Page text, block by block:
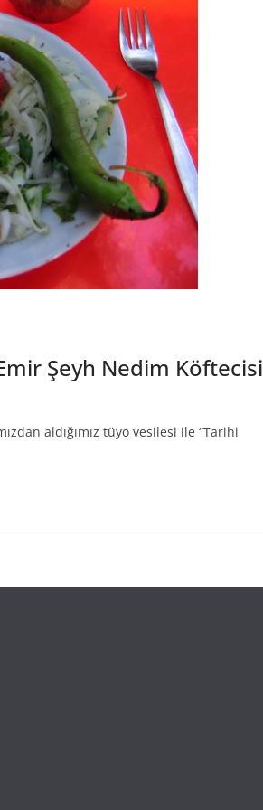
Şeyh Nedim Köftecisi
aldığımız tüyo vesilesi ile “Tarihi